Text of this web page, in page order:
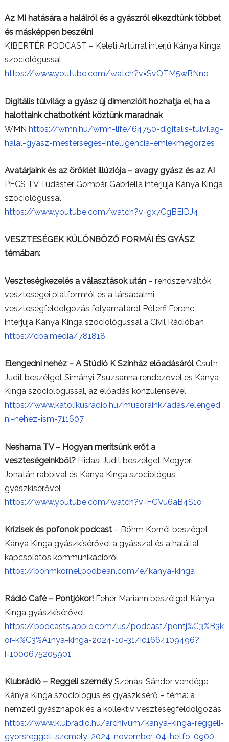
Az MI hatására a halálról és a gyászról elkezdtünk többet
és másképpen beszélni
KIBERTÉR PODCAST – Keleti Artúrral interjú Kánya Kinga
szociológussal
https://www.youtube.com/watch?v=SvOTM5wBNno
Digitális túlvilág: a gyász új dimenzióit hozhatja el, ha a
halottaink chatbotként köztünk maradnak
WMN https://wmn.hu/wmn-life/64750-digitalis-tulvilag-
halal-gyasz-mesterseges-intelligencia-emlekmegorzes
Avatárjaink és az öröklét illúziója – avagy gyász és az AI
PÉCS TV Tudástér Gombár Gabriella interjúja Kánya Kinga
szociológussal
https://www.youtube.com/watch?v=gx7CgBEiDJ4
VESZTESÉGEK KÜLÖNBÖZŐ FORMÁI ÉS GYÁSZ
témában:
Veszteségkezelés a választások után – rendszerváltók
veszteségei platformról és a társadalmi
veszteségfeldolgozás folyamatáról Péterfi Ferenc
interjúja Kánya Kinga szociológussal a Civil Rádióban
https://cba.media/781818
Elengedni nehéz – A Stúdió K Színház előadásárólCsuth
Judit beszélget Simányi Zsuzsanna rendezővel és Kánya
Kinga szociológussal, az előadás konzulensével
https://www.katolikusradio.hu/musoraink/adas/elenged
ni-nehez-ism-711607
Neshama TV– Hogyan merítsünk erőt a
veszteségeinkből?Hidasi Judit beszélget Megyeri
Jonatán rabbival és Kánya Kinga szociológus
gyászkísérővel
https://www.youtube.com/watch?v=FGVu6aB4S1o
Krízisek és pofonok podcast – Böhm Kornél beszéget
Kánya Kinga gyászkísérővel a gyásszal és a halállal
kapcsolatos kommunikációról
https://bohmkornel.podbean.com/e/kanya-kinga
Rádió Café – Pontjókor! Fehér Mariann beszélget Kánya
Kinga gyászkísérővel
https://podcasts.apple.com/us/podcast/pontj%C3%B3k
or-k%C3%A1nya-kinga-2024-10-31/id1664109496?
i=1000675205901
Klubrádió – Reggeli személySzénási Sándor vendége
Kánya Kinga szociológus és gyászkísérő – téma: a
nemzeti gyásznapok és a kollektív veszteségfeldolgozás
https://www.klubradio.hu/archivum/kanya-kinga-reggeli-
gyorsreggeli-szemely-2024-november-04-hetfo-0900-